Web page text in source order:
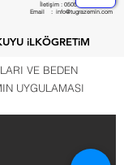
İletişim : 0505 054 41 82
Email : info@tugrazemin.com
VE BEDEN
UYGULAMASI
iLKÖGRETiM